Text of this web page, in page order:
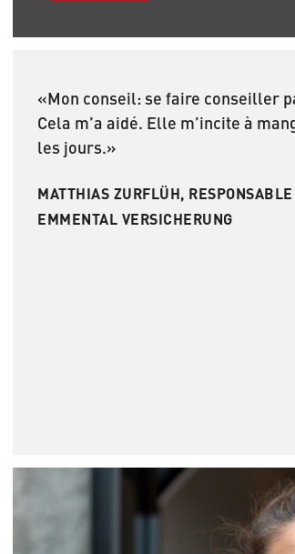
«Mon conseil: se faire conseiller
Cela m’a aidé. Elle m’incite à
les jours.»
MATTHIAS ZURFLÜH,
EMMENTAL VERSICHERUNG